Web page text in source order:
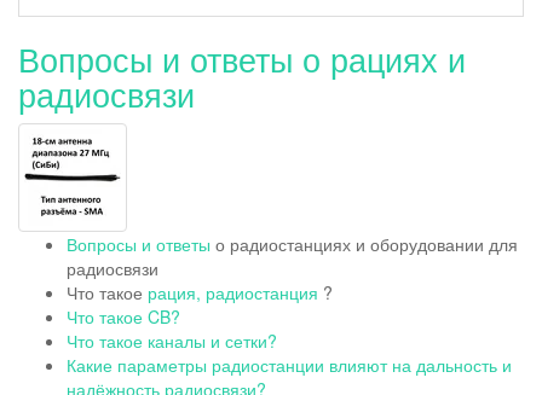
Вопросы и ответы о рациях и
радиосвязи
Вопросы и ответы о радиостанциях и оборудовании для
радиосвязи
Что такое рация, радиостанция ?
Что такое CB?
Что такое каналы и сетки?
Какие параметры радиостанции влияют на дальность и
надёжность радиосвязи?